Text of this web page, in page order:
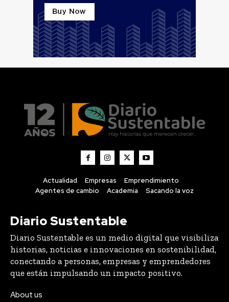
Actualidad Empresas
Emprendimiento
Agentes de cambio
Academia Sacando la voz
Diario Sustentable
Diario Sustentable es un medio digital que visibiliza
historias, noticias e innovaciones en sostenibilidad,
conectando a personas, empresas y emprendedores
que están impulsando un impacto positivo.
About us